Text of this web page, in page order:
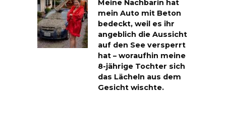
Meine Nachbarin hat
mein Auto mit Beton
bedeckt, weil es ihr
angeblich die Aussicht
auf den See versperrt
hat – woraufhin meine
8-jährige Tochter sich
das Lächeln aus dem
Gesicht wischte.